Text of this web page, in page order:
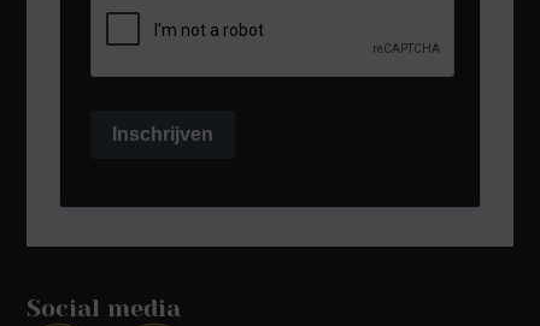
Inschrijven
Social media